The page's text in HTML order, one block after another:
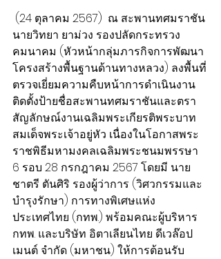
นายวิทยา ยาม่วง รองปลัดกระทรวง
คมนาคม (หัวหน้ากลุ่มภารกิจการพัฒนา
โครงสร้างพื้นฐานด้านทางหลวง) ลงพื้นที่
ตรวจเยี่ยมความคืบหน้าการดำเนินงาน
ติดตั้งป้ายชื่อสะพานทศมราชันและตรา
สัญลักษณ์งานเฉลิมพระเกียรติพระบาท
สมเด็จพระเจ้าอยู่หัว เนื่องในโอกาสพระ
ราชพิธีมหามงคลเฉลิมพระชนมพรรษา
6 รอบ 28 กรกฎาคม 2567 โดยมี นาย
ชาตรี ตันศิริ รองผู้ว่าการ (วิศวกรรมและ
บำรุงรักษา) การทางพิเศษแห่ง
ประเทศไทย (กทพ.) พร้อมคณะผู้บริหาร
กทพ. และบริษัท อิตาเลียนไทย ดีเวล๊อป
เมนต์ จำกัด (มหาชน) ให้การต้อนรับ